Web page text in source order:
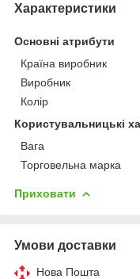
Характеристики
Основні атрибути
Країна виробник
Виробник
Колір
Користувальницькі
Вага
Торговельна марка
Приховати
Умови доставки
Нова Пошта